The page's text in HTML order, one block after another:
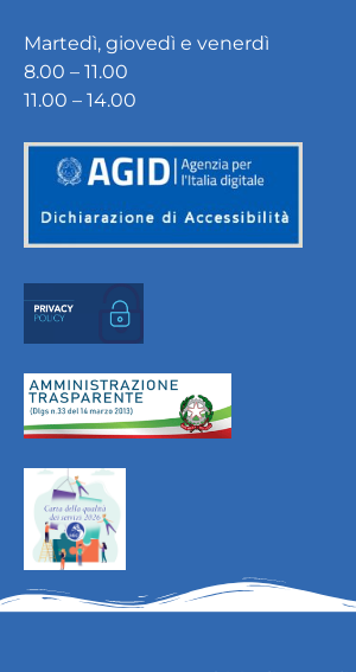
Martedì, giovedì e venerdì
8.00 – 11.00
11.00 – 14.00